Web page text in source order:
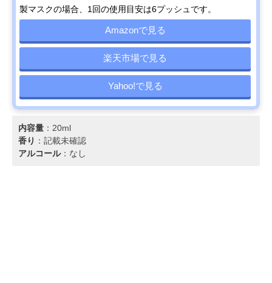
製マスクの場合、1回の使用目安は6プッシュです。
Amazonで見る
楽天市場で見る
Yahoo!で見る
内容量 ：20ml
香り ：記載未確認
アルコール：なし